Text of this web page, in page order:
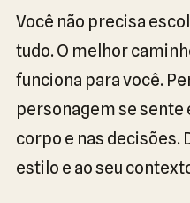
Você não precisa
tudo. O melhor
funciona para você.
personagem se sente
corpo e nas decisões.
estilo e ao seu